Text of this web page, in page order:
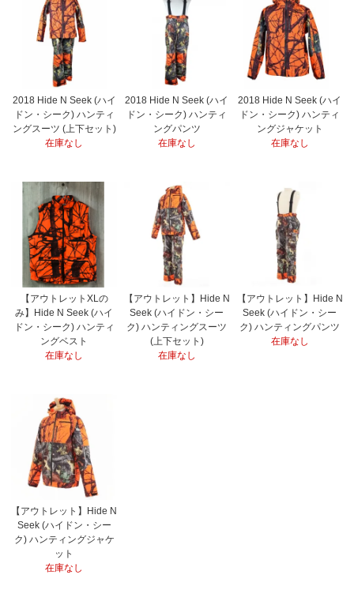
2018 Hide N Seek (ハイ
ドン・シーク) ハンティ
ングスーツ (上下セット)
在庫なし
2018 Hide N Seek (ハイ
ドン・シーク) ハンティ
ングパンツ
在庫なし
2018 Hide N Seek (ハイ
ドン・シーク) ハンティ
ングジャケット
在庫なし
【アウトレットXLの
み】Hide N Seek (ハイ
ドン・シーク) ハンティ
ングベスト
在庫なし
【アウトレット】Hide N
Seek (ハイドン・シー
ク) ハンティングスーツ
(上下セット)
在庫なし
【アウトレット】Hide N
Seek (ハイドン・シー
ク) ハンティングパンツ
在庫なし
【アウトレット】Hide N
Seek (ハイドン・シー
ク) ハンティングジャケ
ット
在庫なし